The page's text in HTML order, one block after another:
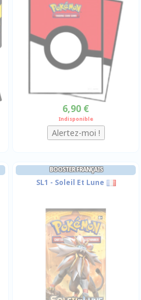
6,90 €
Indisponible
BOOSTER FRANÇAIS
SL1 - Soleil Et Lune